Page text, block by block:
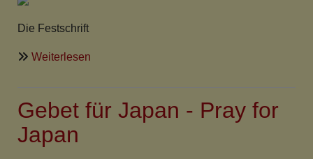
Die Festschrift
Weiterlesen
Posaunenchorfest
Fröhstockheim
Gebet für Japan - Pray for
Japan